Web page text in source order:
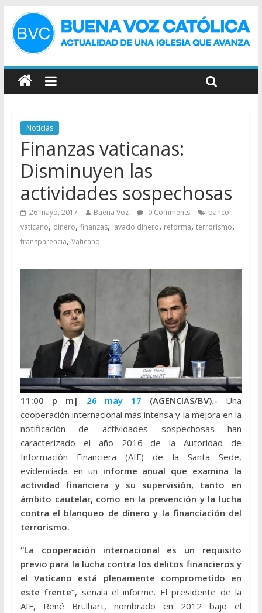
Noticias
Finanzas vaticanas:
Disminuyen las
actividades sospechosas
26 mayo, 2017 Buena Voz 0 Comments
banco
vaticano, dinero, finanzas, lavado dinero, reforma, terrorismo,
transparencia, Vaticano
11:00 p m| 26 may 17 (AGENCIAS/BV).- Una
cooperación internacional más intensa y la mejora en la
notificación de actividades sospechosas han
caracterizado el año 2016 de la Autoridad de
Información Financiera (AIF) de la Santa Sede,
evidenciada en un informe anual que examina la
actividad financiera y su supervisión, tanto en
ámbito cautelar, como en la prevención y la lucha
contra el blanqueo de dinero y la financiación del
terrorismo.
“La cooperación internacional es un requisito
previo para la lucha contra los delitos financieros y
el Vaticano está plenamente comprometido en
este frente”, señala el informe. El presidente de la
AIF, René Brülhart, nombrado en 2012 bajo el